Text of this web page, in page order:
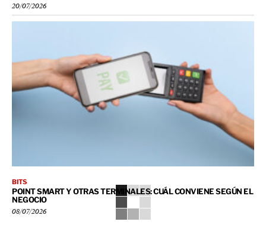
20/07/2026
BITS
POINT SMART Y OTRAS TERMINALES: CUÁL CONVIENE SEGÚN EL
NEGOCIO
08/07/2026